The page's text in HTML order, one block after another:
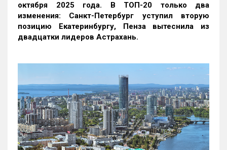
октября 2025 года. В ТОП-20 только два
изменения: Санкт-Петербург уступил вторую
позицию Екатеринбургу, Пенза вытеснила из
двадцатки лидеров Астрахань.